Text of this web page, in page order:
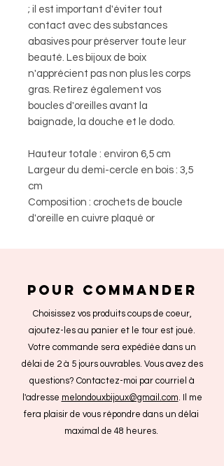
; il est important d'éviter tout
contact avec des substances
abasives pour préserver toute leur
beauté. Les bijoux de boix
n'apprécient pas non plus les corps
gras. Retirez également vos
boucles d'oreilles avant la
baignade, la douche et le dodo.
Hauteur totale : environ 6,5 cm
Largeur du demi-cercle en bois : 3,5
cm
Composition : crochets de boucle
d'oreille en cuivre plaqué or
POUR COMMANDER
Choisissez vos produits coups de coeur,
ajoutez-les au panier et le tour est joué.
Votre commande sera expédiée dans un
délai de 2 à 5 jours ouvrables. Vous avez des
questions? Contactez-moi par courriel à
l'adresse melondouxbijoux@gmail.com. Il me
fera plaisir de vous répondre dans un délai
maximal de 48 heures.